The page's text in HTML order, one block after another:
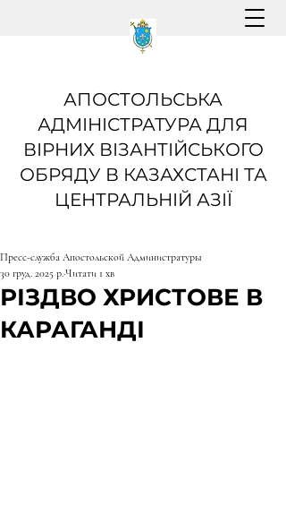
АПОСТОЛЬСЬКА
АДМІНІСТРАТУРА ДЛЯ
ВІРНИХ ВІЗАНТІЙСЬКОГО
ОБРЯДУ В КАЗАХСТАНІ ТА
ЦЕНТРАЛЬНІЙ АЗІЇ
РІЗДВО ХРИСТОВЕ В
КАРАГАНДІ
Пресс-служба Апостольской Администратуры
30 груд. 2025 р.Читати 1 хв